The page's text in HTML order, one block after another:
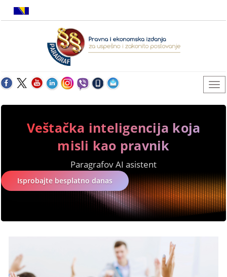
Veštačka inteligencija koja
misli kao pravnik
Paragrafov AI asistent
Isprobajte besplatno danas